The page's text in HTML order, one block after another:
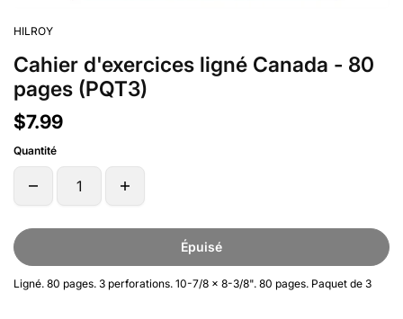
HILROY
Cahier d'exercices ligné Canada - 80
pages (PQT3)
$7.99
Quantité
Épuisé
Ligné. 80 pages. 3 perforations. 10-7/8 x 8-3/8". 80 pages. Paquet de 3